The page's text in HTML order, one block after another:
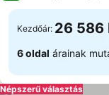
Kezdőár: 26 586
6 oldal árainak
Népszerű választás